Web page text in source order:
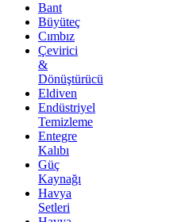
Bant
Büyüteç
Cımbız
Çevirici
&
Dönüştürücü
Eldiven
Endüstriyel
Temizleme
Entegre
Kalıbı
Güç
Kaynağı
Havya
Setleri